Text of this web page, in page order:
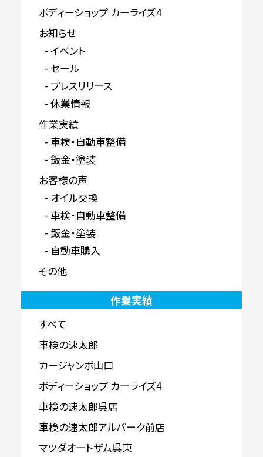
ボディーショップ カーライズ4
お知らせ
イベント
セール
プレスリリース
休業情報
作業実績
車検・自動車整備
鈑金・塗装
お客様の声
オイル交換
車検・自動車整備
鈑金・塗装
自動車購入
その他
作業実績
すべて
車検の速太郎
カージャンボ山口
ボディーショップ カーライズ4
車検の速太郎呉店
車検の速太郎アルパーク前店
マツダオートザム呉東